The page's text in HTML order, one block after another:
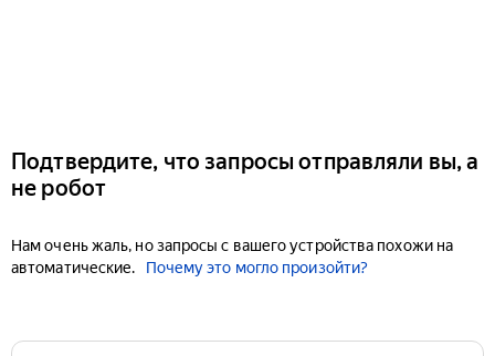
Подтвердите, что запросы отправляли вы, а
не робот
Нам очень жаль, но запросы с вашего устройства похожи на
автоматические.
Почему это могло произойти?